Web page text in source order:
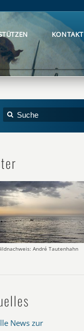
KONTAKT
André Tautenhahn
News zur
KONTAKT